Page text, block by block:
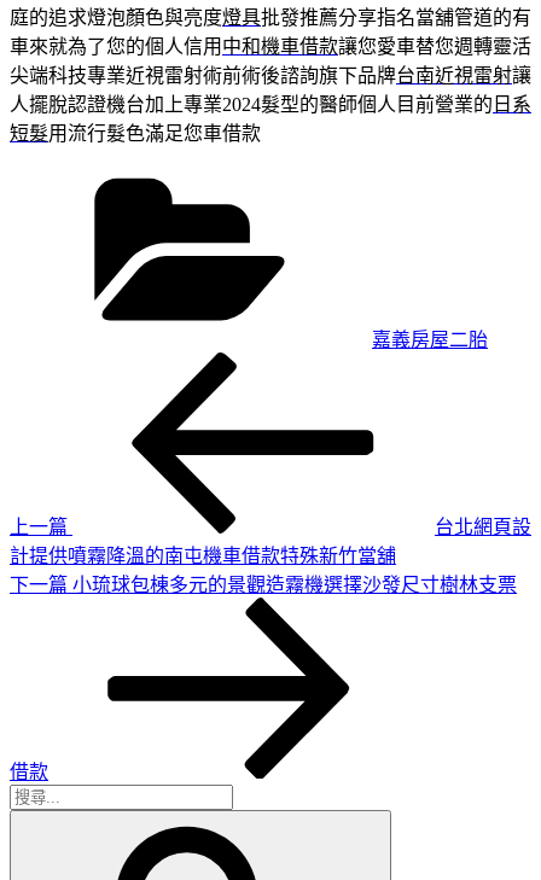
庭的追求燈泡顏色與亮度燈具批發推薦分享指名當舖管道的有
車來就為了您的個人信用 中和機車借款讓您愛車替您週轉靈活
尖端科技專業近視雷射術前術後諮詢旗下品牌台南近視雷射讓
人擺脫認證機台加上專業2024髮型的醫師個人目前營業的 日系
短髮用流行髮色滿足您車借款
嘉義房屋二胎
上一篇
台北網頁設
計提供噴霧降溫的南屯機車借款特殊新竹當舖
下
下一篇 小琉球包棟多元的景觀造霧機選擇沙發尺寸樹林支票
借款
搜